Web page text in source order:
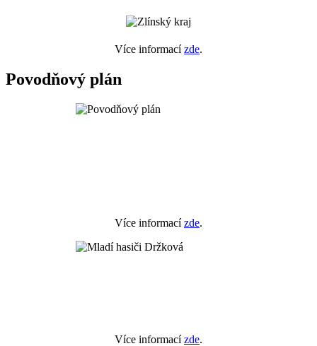
Více informacízde.
Povodňový plán
Více informacízde.
Více informacízde.